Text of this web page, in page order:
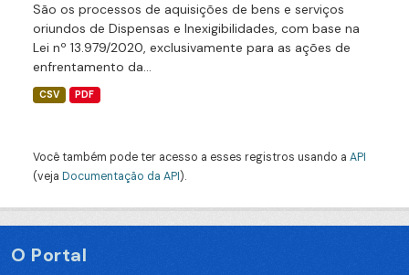
São os processos de aquisições de bens e serviços
oriundos de Dispensas e Inexigibilidades, com base na
Lei nº 13.979/2020, exclusivamente para as ações de
enfrentamento da...
CSV PDF
Você também pode ter acesso a esses registros usando a API
(veja Documentação da API).
O Portal